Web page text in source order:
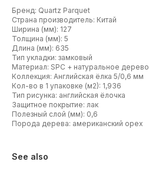
Бренд: Quartz Parquet
Страна производитель: Китай
Ширина (мм): 127
Толщина (мм): 5
Длина (мм): 635
Тип укладки: замковый
Материал: SPC + натуральное дерево
Коллекция: Английская ёлка 5/0,6 мм
Кол-во в 1 упаковке (м2): 1,936
Тип рисунка: английская ёлочка
Защитное покрытие: лак
Полезный слой (мм): 0,6
Порода дерева: американский орех
See also